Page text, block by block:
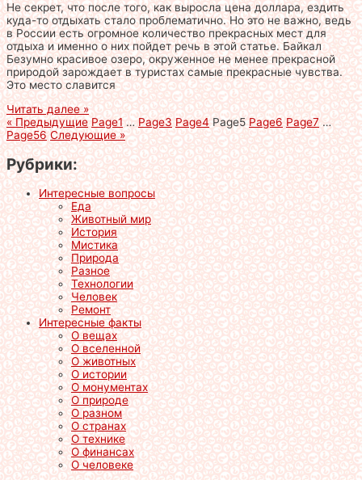
Не секрет, что после того, как выросла цена доллара, ездить
куда-то отдыхать стало проблематично. Но это не важно, ведь
в России есть огромное количество прекрасных мест для
отдыха и именно о них пойдет речь в этой статье. Байкал
Безумно красивое озеро, окруженное не менее прекрасной
природой зарождает в туристах самые прекрасные чувства.
Это место славится
Читать далее »
« Предыдущие Page1 … Page3 Page4 Page5 Page6 Page7 …
Page56 Следующие »
Рубрики:
Интересные вопросы
Еда
Животный мир
История
Мистика
Природа
Разное
Технологии
Человек
Ремонт
Интересные факты
О вещах
О вселенной
О животных
О истории
О монументах
О природе
О разном
О странах
О технике
О финансах
О человеке